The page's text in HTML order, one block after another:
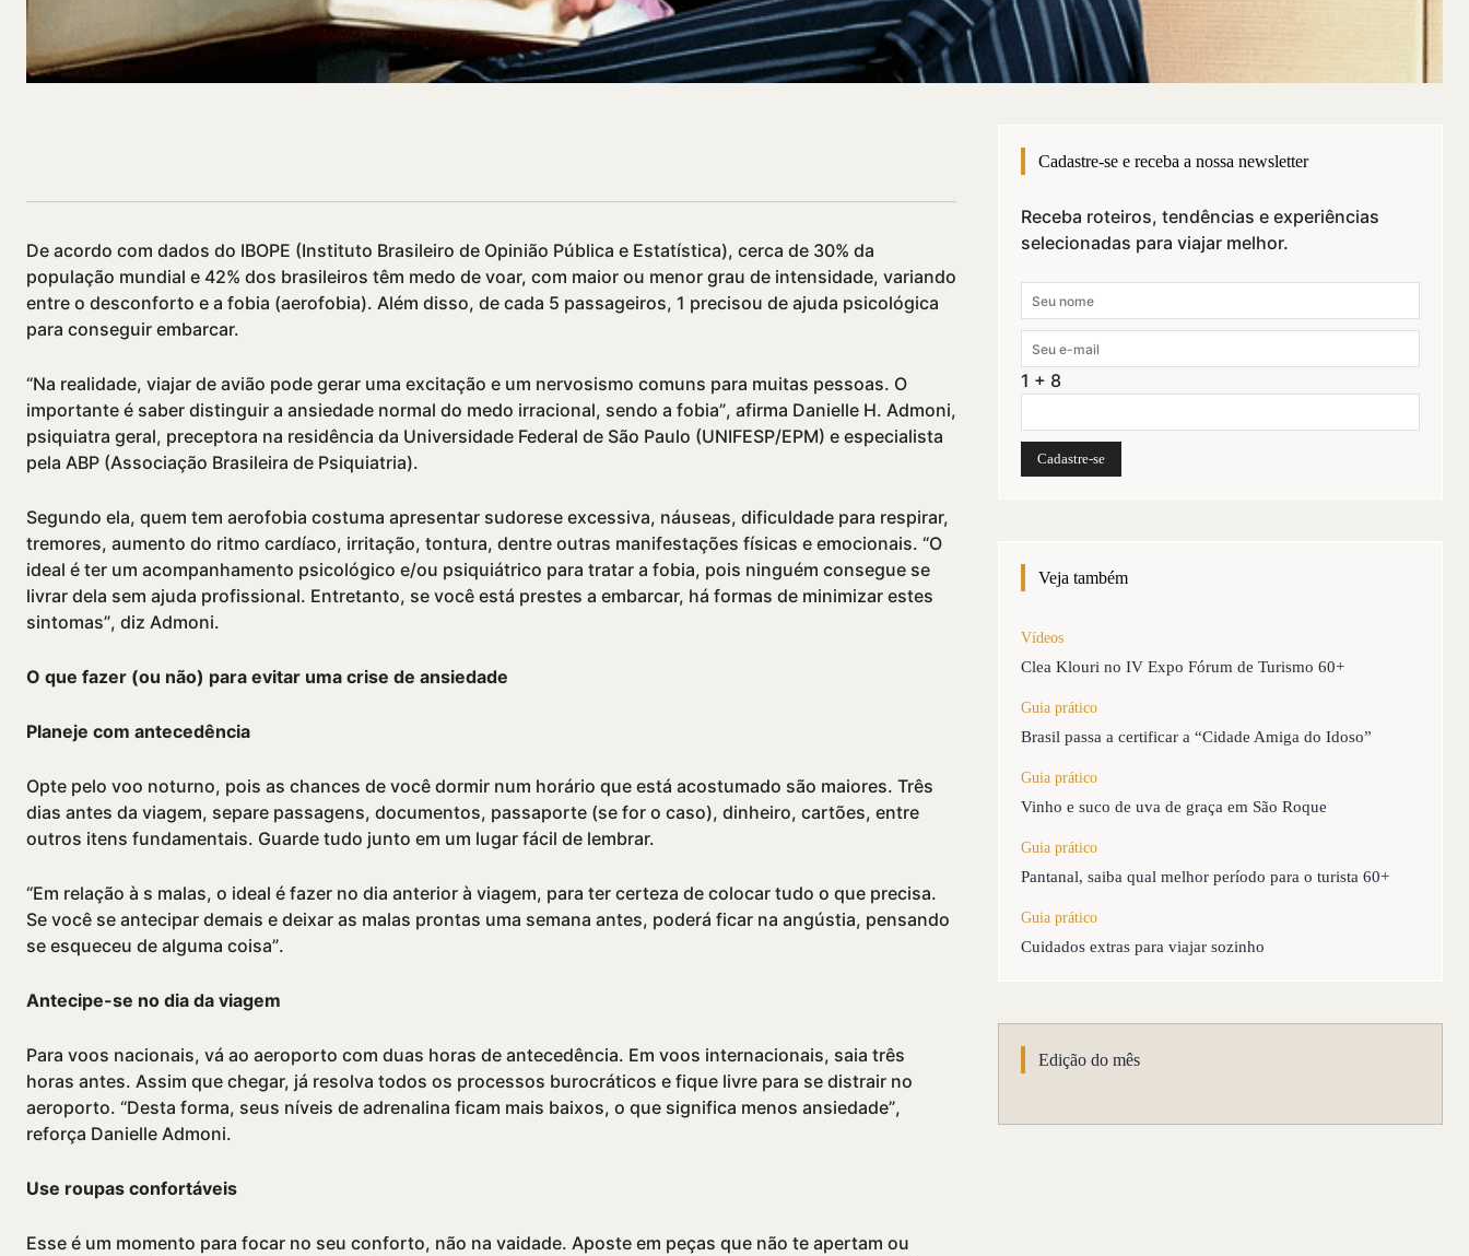
De acordo com dados do IBOPE (Instituto Brasileiro de Opinião Pública e Estatí­stica), cerca de 30% da
população mundial e 42% dos brasileiros têm medo de voar, com maior ou menor grau de intensidade, variando
entre o desconforto e a fobia (aerofobia). Além disso, de cada 5 passageiros, 1 precisou de ajuda psicológica
para conseguir embarcar.
“Na realidade, viajar de avião pode gerar uma excitação e um nervosismo comuns para muitas pessoas. O
importante é saber distinguir a ansiedade normal do medo irracional, sendo a fobia”, afirma Danielle H. Admoni,
psiquiatra geral, preceptora na residência da Universidade Federal de São Paulo (UNIFESP/EPM) e especialista
pela ABP (Associação Brasileira de Psiquiatria).
Segundo ela, quem tem aerofobia costuma apresentar sudorese excessiva, náuseas, dificuldade para respirar,
tremores, aumento do ritmo cardí­aco, irritação, tontura, dentre outras manifestações fí­sicas e emocionais. “O
ideal é ter um acompanhamento psicológico e/ou psiquiátrico para tratar a fobia, pois ninguém consegue se
livrar dela sem ajuda profissional. Entretanto, se você está prestes a embarcar, há formas de minimizar estes
sintomas”, diz Admoni.
O que fazer (ou não) para evitar uma crise de ansiedade
Planeje com antecedência
Opte pelo voo noturno, pois as chances de você dormir num horário que está acostumado são maiores. Três
dias antes da viagem, separe passagens, documentos, passaporte (se for o caso), dinheiro, cartões, entre
outros itens fundamentais. Guarde tudo junto em um lugar fácil de lembrar.
“Em relação à s malas, o ideal é fazer no dia anterior à viagem, para ter certeza de colocar tudo o que precisa.
Se você se antecipar demais e deixar as malas prontas uma semana antes, poderá ficar na angústia, pensando
se esqueceu de alguma coisa”.
Antecipe-se no dia da viagem
Para voos nacionais, vá ao aeroporto com duas horas de antecedência. Em voos internacionais, saia três
horas antes. Assim que chegar, já resolva todos os processos burocráticos e fique livre para se distrair no
aeroporto. “Desta forma, seus ní­veis de adrenalina ficam mais baixos, o que significa menos ansiedade”,
reforça Danielle Admoni.
Use roupas confortáveis
Esse é um momento para focar no seu conforto, não na vaidade. Aposte em peças que não te apertam ou
Cadastre-se e receba a nossa newsletter
Receba roteiros, tendências e experiências
selecionadas para viajar melhor.
1 + 8
Veja também
Vídeos
Clea Klouri no IV Expo Fórum de Turismo 60+
Guia prático
Brasil passa a certificar a “Cidade Amiga do Idoso”
Guia prático
Vinho e suco de uva de graça em São Roque
Guia prático
Pantanal, saiba qual melhor período para o turista 60+
Guia prático
Cuidados extras para viajar sozinho
Edição do mês